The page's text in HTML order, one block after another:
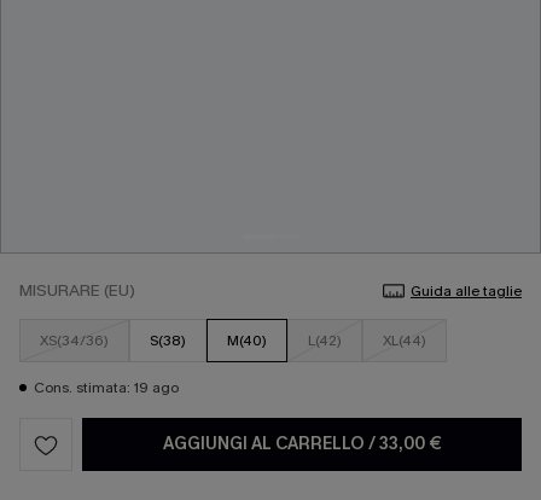
MISURARE (EU) Guida alle taglie
XS(34/36) S(38) M(40) L(42) XL(44)
Cons. stimata: 19 ago
AGGIUNGI AL CARRELLO /33,00 €